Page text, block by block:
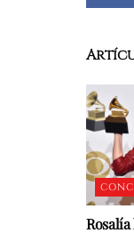
Rosalía